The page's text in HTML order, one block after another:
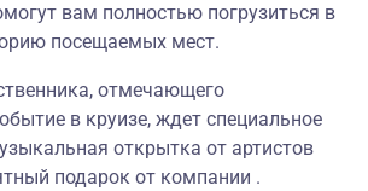
вам полностью погрузиться в
посещаемых мест.
отмечающего
в круизе, ждет специальное
открытка от артистов
подарок от компании .